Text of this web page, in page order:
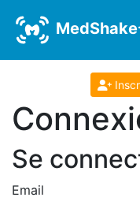
MedShake
Se
Email